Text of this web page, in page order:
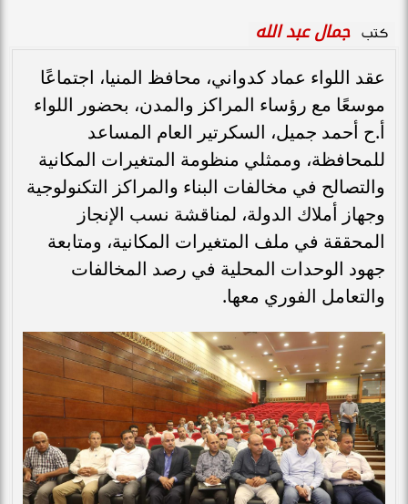
كتب جمال عبد الله
عقد اللواء عماد كدواني، محافظ المنيا، اجتماعًا
موسعًا مع رؤساء المراكز والمدن، بحضور اللواء
أ.ح أحمد جميل، السكرتير العام المساعد
للمحافظة، وممثلي منظومة المتغيرات المكانية
والتصالح في مخالفات البناء والمراكز التكنولوجية
وجهاز أملاك الدولة، لمناقشة نسب الإنجاز
المحققة في ملف المتغيرات المكانية، ومتابعة
جهود الوحدات المحلية في رصد المخالفات
والتعامل الفوري معها.